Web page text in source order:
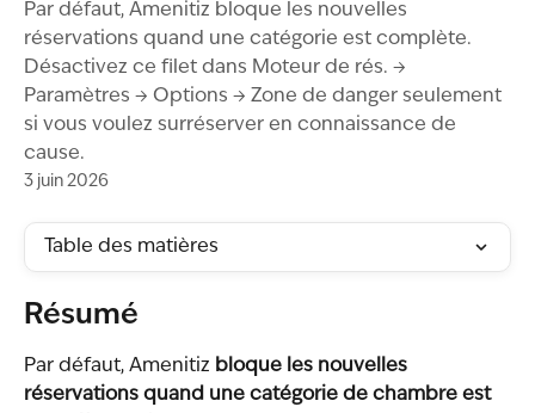
Par défaut, Amenitiz bloque les nouvelles
réservations quand une catégorie est complète.
Désactivez ce filet dans Moteur de rés. →
Paramètres → Options → Zone de danger seulement
si vous voulez surréserver en connaissance de
cause.
3 juin 2026
Table des matières
Résumé
Par défaut, Amenitiz bloque les nouvelles
réservations quand une catégorie de chambre est